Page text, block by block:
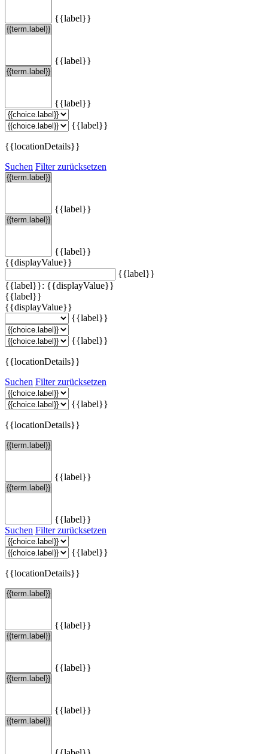
{{label}}
{{label}}
{{label}}
{{label}}
{{locationDetails}}
Suchen Filter zurücksetzen
{{label}}
{{label}}
{{displayValue}}
{{label}}
{{label}}: {{displayValue}}
{{label}}
{{displayValue}}
{{label}}
{{label}}
{{locationDetails}}
Suchen Filter zurücksetzen
{{label}}
{{locationDetails}}
{{label}}
{{label}}
Suchen Filter zurücksetzen
{{label}}
{{locationDetails}}
{{label}}
{{label}}
{{label}}